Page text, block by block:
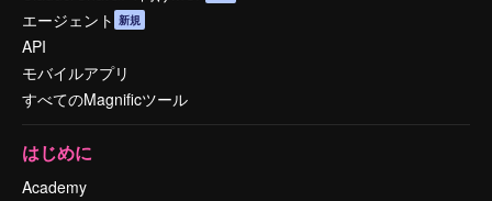
エージェント 新規
API
モバイルアプリ
すべてのMagnificツール
はじめに
Academy